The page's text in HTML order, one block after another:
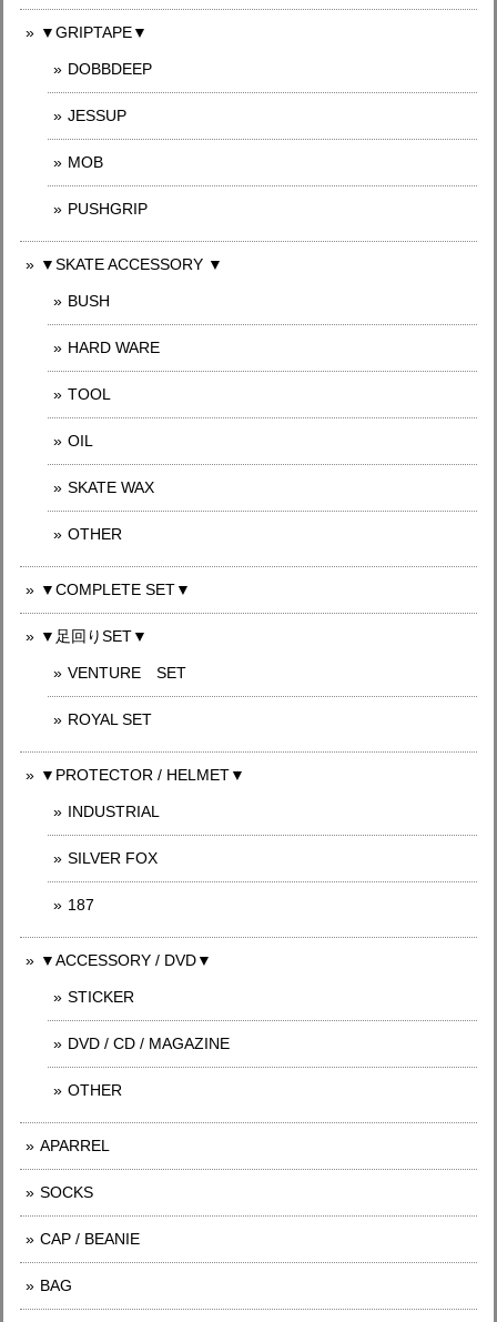
▼GRIPTAPE▼
DOBBDEEP
JESSUP
MOB
PUSHGRIP
▼SKATE ACCESSORY ▼
BUSH
HARD WARE
TOOL
OIL
SKATE WAX
OTHER
▼COMPLETE SET▼
▼足回りSET▼
VENTURE SET
ROYAL SET
▼PROTECTOR / HELMET▼
INDUSTRIAL
SILVER FOX
187
▼ACCESSORY / DVD▼
STICKER
DVD / CD / MAGAZINE
OTHER
APARREL
SOCKS
CAP / BEANIE
BAG